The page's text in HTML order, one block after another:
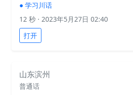
● 学习川话
12 秒 · 2023年5月27日 02:40
打开
山东滨州
普通话